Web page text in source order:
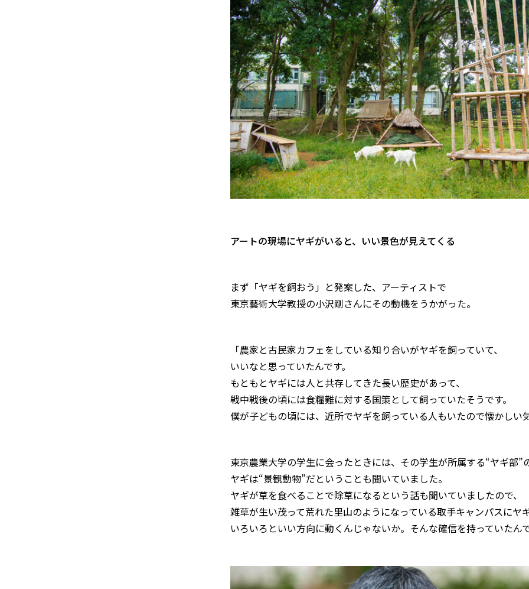
アートの現場にヤギがいると、いい景色が見えてくる
まず「ヤギを飼おう」と発案した、アーティストで
東京藝術大学教授の小沢剛さんにその動機をうかがった。
「農家と古民家カフェをしている知り合いがヤギを飼っていて、
いいなと思っていたんです。
もともとヤギには人と共存してきた長い歴史があって、
戦中戦後の頃には食糧難に対する国策として飼っていたそうです。
僕が子どもの頃には、近所でヤギを飼っている人もいたので懐かしい
東京農業大学の学生に会ったときには、その学生が所属する“ヤギ部”
ヤギは“景観動物”だということも聞いていました。
ヤギが草を食べることで除草になるという話も聞いていましたので、
雑草が生い茂って荒れた里山のようになっている取手キャンパスにヤ
いろいろといい方向に動くんじゃないか。そんな確信を持っていたん